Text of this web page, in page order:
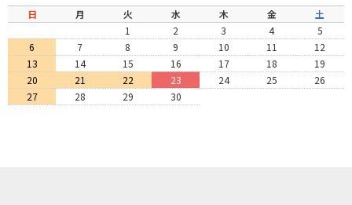
日 月 火 水 木 金
土
1
2 3 4
5
6
7 8 9 10 11
12
13
14 15 16 17 18
19
20
21 22 23 24 25
26
27
28 29 30